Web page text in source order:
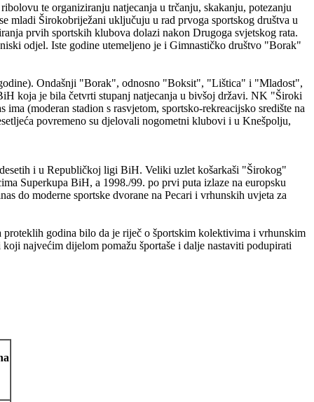
te organiziranju natjecanja u trčanju, skakanju, potezanju
mladi Širokobriježani uključuju u rad prvoga sportskog društva u
prvih sportskih klubova dolazi nakon Drugoga svjetskog rata.
odjel. Iste godine utemeljeno je i Gimnastičko društvo "Borak"
Ondašnji "Borak", odnosno "Boksit", "Lištica" i "Mladost",
koja je bila četvrti stupanj natjecanja u bivšoj državi. NK "Široki
(moderan stadion s rasvjetom, sportsko-rekreacijsko središte na
povremeno su djelovali nogometni klubovi i u Knešpolju,
i u Republičkoj ligi BiH. Veliki uzlet košarkaši "Širokog"
Superkupa BiH, a 1998./99. po prvi puta izlaze na europsku
do moderne sportske dvorane na Pecari i vrhunskih uvjeta za
proteklih godina bilo da je riječ o športskim kolektivima i vrhunskim
najvećim dijelom pomažu športaše i dalje nastaviti podupirati